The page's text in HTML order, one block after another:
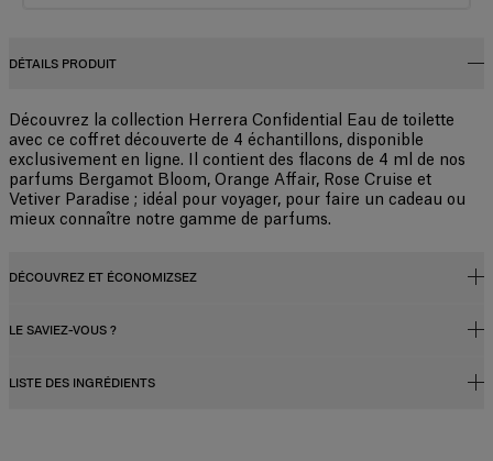
DÉTAILS PRODUIT
Découvrez la collection Herrera Confidential Eau de toilette
avec ce coffret découverte de 4 échantillons, disponible
exclusivement en ligne. Il contient des flacons de 4 ml de nos
parfums Bergamot Bloom, Orange Affair, Rose Cruise et
Vetiver Paradise ; idéal pour voyager, pour faire un cadeau ou
mieux connaître notre gamme de parfums.
DÉCOUVREZ ET ÉCONOMIZSEZ
Bénéficiez de 25 % de réduction sur une fragrance grand
Achetez ce coffret découverte et recevez un code cadeau
LE SAVIEZ-VOUS ?
Concentration du parfum
LISTE DES INGRÉDIENTS